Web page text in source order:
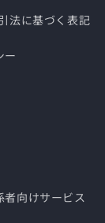
法に基づく表記
ー
向けサービス